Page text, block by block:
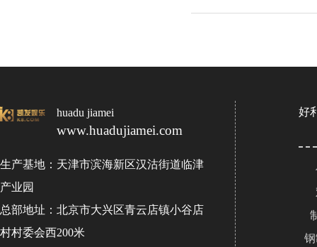
huadu jiamei
www.huadujiamei.com
生产基地：天津市滨海新区汉沽街道临津
产业园
总部地址：北京市大兴区青云店镇小谷店
村村委会西200米
好